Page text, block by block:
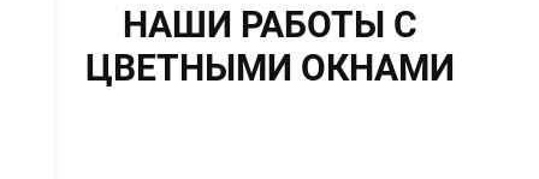
НАШИ РАБОТЫ С
ЦВЕТНЫМИ ОКНАМИ